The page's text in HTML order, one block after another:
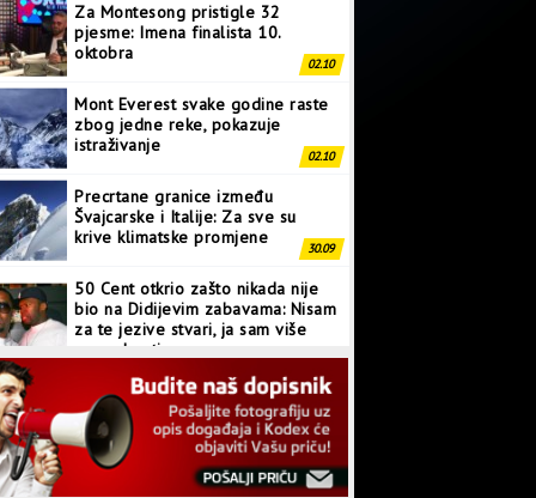
Za Montesong pristigle 32
pjesme: Imena finalista 10.
oktobra
02.10
Mont Everest svake godine raste
zbog jedne reke, pokazuje
istraživanje
02.10
Precrtane granice između
Švajcarske i Italije: Za sve su
krive klimatske promjene
30.09
50 Cent otkrio zašto nikada nije
bio na Didijevim zabavama: Nisam
za te jezive stvari, ja sam više
normalan tip
28.09
Japanci prave superkompjuter
kakav svijet još nije vidio
27.09
Linkin Park ima novu pjesmu: